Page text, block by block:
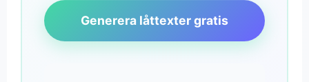
Generera låttexter gratis